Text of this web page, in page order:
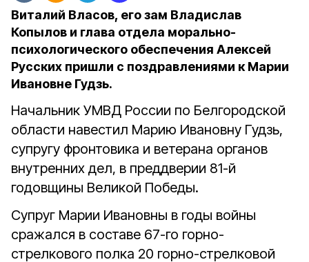
Виталий Власов, его зам Владислав
Копылов и глава отдела морально-
психологического обеспечения Алексей
Русских пришли с поздравлениями к Марии
Ивановне Гудзь.
Начальник УМВД России по Белгородской
области навестил Марию Ивановну Гудзь,
супругу фронтовика и ветерана органов
внутренних дел, в преддверии 81-й
годовщины Великой Победы.
Супруг Марии Ивановны в годы войны
сражался в составе 67-го горно-
стрелкового полка 20 горно-стрелковой